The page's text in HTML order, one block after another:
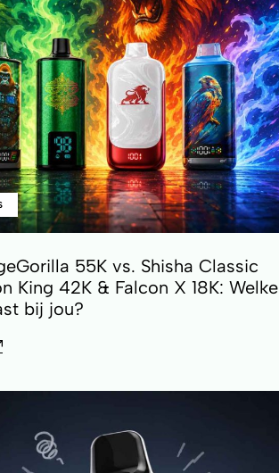
55K vs. Shisha Classic
King 42K & Falcon X 18K: Welke
bij jou?